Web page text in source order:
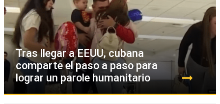
Tras llegar a EEUU, cubana
comparte el paso a paso para
lograr un parole humanitario